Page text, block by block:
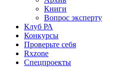
Книги
Вопрос эксперту
Клуб РА
Конкурсы
Проверьте себя
Rxzone
Спецпроекты